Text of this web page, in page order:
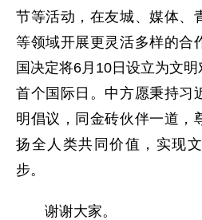
节等活动，在友城、媒体、
等领域开展更灵活多样的合
国决定将6月10日设立为文
首个国际日。中方愿秉持习
明倡议，同金砖伙伴一道，
扬全人类共同价值，实现
步。
谢谢大家。